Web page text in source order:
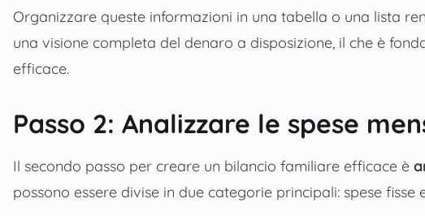
Organizzare queste informazioni in una tabella o una lista
una visione completa del denaro a disposizione, il che è
efficace.
Passo 2: Analizzare le spese
Il secondo passo per creare un bilancio familiare efficace è
possono essere divise in due categorie principali: spese fisse